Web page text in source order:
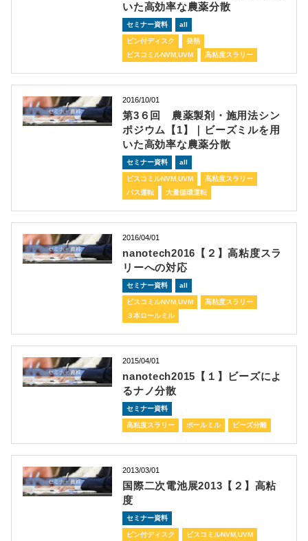
いた高効率な農薬分散
セミナー資料 all
ピン付ディスク
発熱
ビスコミルNVM,UVM
高粘度スラリー
2016/10/01
第3６回 農薬製剤・施用法シン
ポジウム【1】｜ビーズミルを用
いた高効率な農薬分散
セミナー資料 all
ビスコミルNVM,UVM
高粘度スラリー
パス運転
大量循環運転
2016/04/01
nanotech2016【２】高粘度スラ
リーへの対応
セミナー資料 all
ビスコミルNVM,UVM
高粘度スラリー
３本ロールミル
2015/04/01
nanotech2015【１】ビーズによ
るナノ分散
セミナー資料
高粘度スラリー ボールミル ビーズ分離
2013/03/01
国際二次電池展2013【２】高粘
度
セミナー資料
ピン付ディスク ビスコミルNVM,UVM